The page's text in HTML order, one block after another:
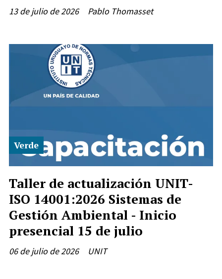
Pablo Thomasset
13 de julio de 2026
Taller de actualización UNIT-
ISO 14001:2026 Sistemas de
Gestión Ambiental - Inicio
presencial 15 de julio
UNIT
Verde
06 de julio de 2026